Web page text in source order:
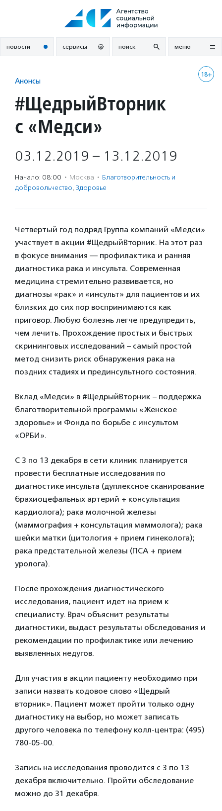
новости сервисы поиск меню
18+
Анонсы
#ЩедрыйВторник
c «Медси»
03.12.2019 – 13.12.2019
Начало: 08:00 · Москва · Благотвори­тель­ность и
доброволь­чест­во, Здоровье
Четвертый год подряд Группа компаний «Медси»
участвует в акции #ЩедрыйВторник. На этот раз
в фокусе внимания — профилактика и ранняя
диагностика рака и инсульта. Современная
медицина стремительно развивается, но
диагнозы «рак» и «инсульт» для пациентов и их
близких до сих пор воспринимаются как
приговор. Любую болезнь легче предупредить,
чем лечить. Прохождение простых и быстрых
скрининговых исследований – самый простой
метод снизить риск обнаружения рака на
поздних стадиях и прединсультного состояния.
Вклад «Медси» в #ЩедрыйВторник – поддержка
благотворительной программы «Женское
здоровье» и Фонда по борьбе с инсультом
«ОРБИ».
С 3 по 13 декабря в сети клиник планируется
провести бесплатные исследования по
диагностике инсульта (дуплексное сканирование
брахиоцефальных артерий + консультация
кардиолога); рака молочной железы
(маммография + консультация маммолога); рака
шейки матки (цитология + прием гинеколога);
рака предстательной железы (ПСА + прием
уролога).
После прохождения диагностического
исследования, пациент идет на прием к
специалисту. Врач объяснит результаты
диагностики, выдаст результаты обследования и
рекомендации по профилактике или лечению
выявленных недугов.
Для участия в акции пациенту необходимо при
записи назвать кодовое слово «Щедрый
вторник». Пациент может пройти только одну
диагностику на выбор, но может записать
другого человека по телефону колл-центра: (495)
780-05-00.
Запись на исследования проводится с 3 по 13
декабря включительно. Пройти обследование
можно до 31 декабря.